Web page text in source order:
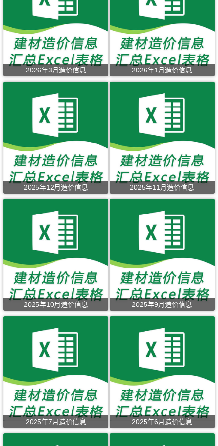
2026年3月造价信息 2026年1月造价信息
2025年12月造价信息 2025年11月造价信息
2025年10月造价信息 2025年9月造价信息
2025年7月造价信息 2025年6月造价信息